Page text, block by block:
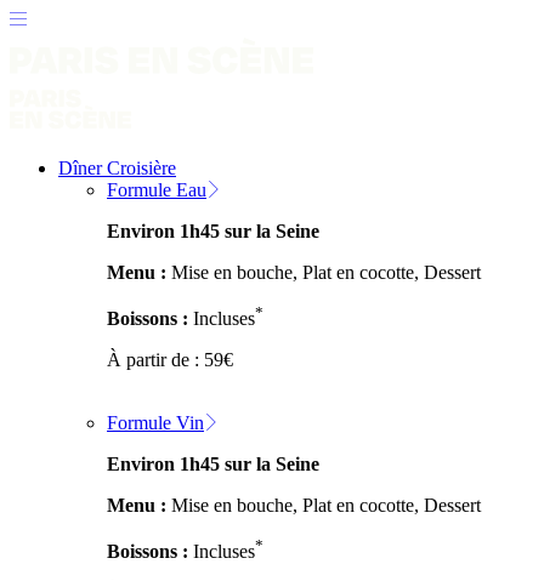
Dîner Croisière
Formule Eau
Environ 1h45 sur la Seine
Menu : Mise en bouche, Plat en cocotte, Dessert
Boissons : Incluses*
À partir de : 59€
Formule Vin
Environ 1h45 sur la Seine
Menu : Mise en bouche, Plat en cocotte, Dessert
Boissons : Incluses*